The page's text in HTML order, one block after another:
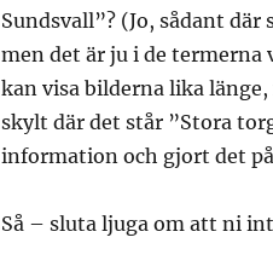
Sundsvall”? (Jo, sådant
men det är ju i de termerna
kan visa bilderna lika
skylt där det står ”Stora
information och gjort det
Så – sluta ljuga om att ni